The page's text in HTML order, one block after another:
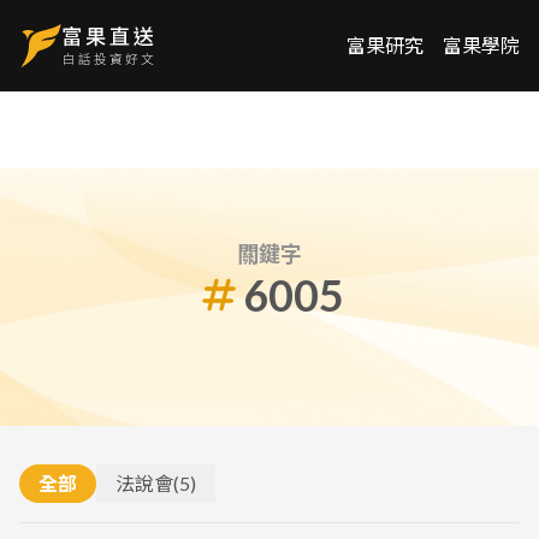
富果研究 富果學院
關鍵字
6005
全部 法說會(5)